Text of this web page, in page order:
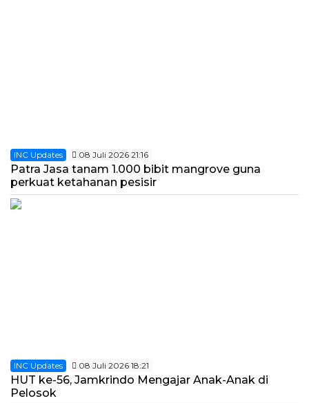
INC Updates 08 Juli 2026 21:16
Patra Jasa tanam 1.000 bibit mangrove guna
perkuat ketahanan pesisir
INC Updates 08 Juli 2026 18:21
HUT ke-56, Jamkrindo Mengajar Anak-Anak di
Pelosok